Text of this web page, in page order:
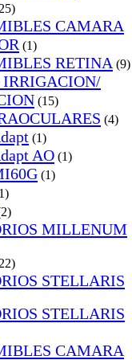
CAMARA
(1)
RETINA (9)
IRRIGACION/
(15)
(4)
(1)
AO (1)
(1)
MILLENUM
STELLARIS
STELLARIS
CAMARA